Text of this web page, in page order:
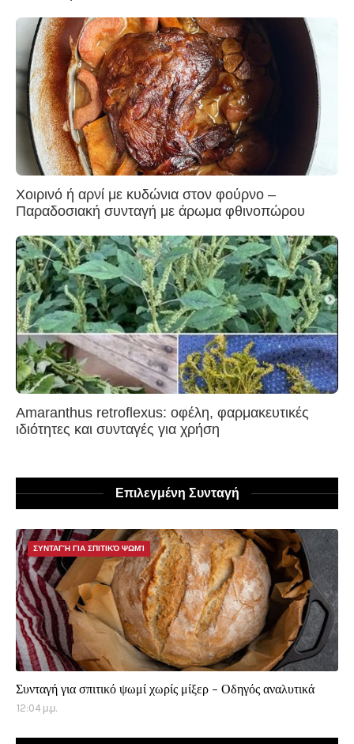
Χοιρινό ή αρνί με κυδώνια στον φούρνο –
Παραδοσιακή συνταγή με άρωμα φθινοπώρου
Amaranthus retroflexus: οφέλη, φαρμακευτικές
ιδιότητες και συνταγές για χρήση
Επιλεγμένη Συνταγή
ΣΥΝΤΑΓΉ ΓΙΑ ΣΠΙΤΙΚΌ ΨΩΜΊ
Συνταγή για σπιτικό ψωμί χωρίς μίξερ - Οδηγός αναλυτικά
12:04 μ.μ.